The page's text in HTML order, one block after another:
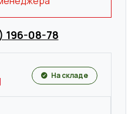
196-08-78
На складе